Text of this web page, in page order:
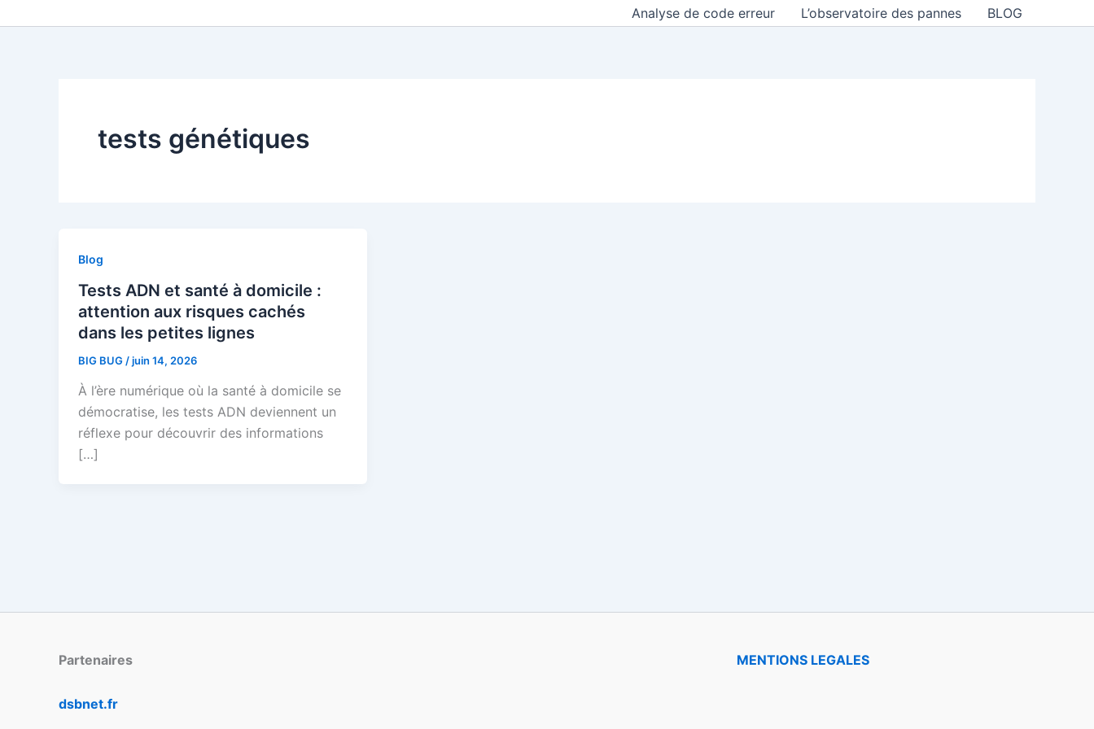
au
Analyse de code erreur L’observatoire des pannes BLOG
tests génétiques
Blog
Tests ADN et santé à domicile :
attention aux risques cachés
dans les petites lignes
BIG BUG /juin 14, 2026
À l’ère numérique où la santé à domicile se
démocratise, les tests ADN deviennent un
réflexe pour découvrir des informations
[…]
Partenaires
dsbnet.fr
MENTIONS LEGALES